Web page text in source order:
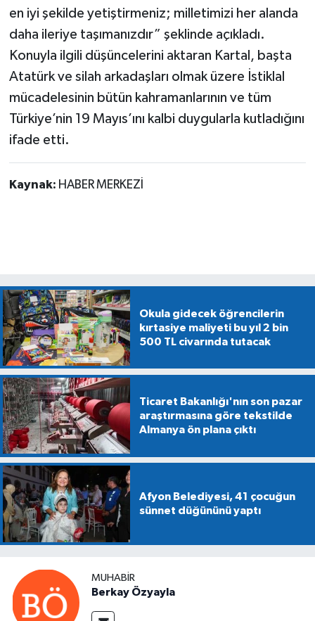
en iyi şekilde yetiştirmeniz; milletimizi her alanda
daha ileriye taşımanızdır” şeklinde açıkladı.
Konuyla ilgili düşüncelerini aktaran Kartal, başta
Atatürk ve silah arkadaşları olmak üzere İstiklal
mücadelesinin bütün kahramanlarının ve tüm
Türkiye’nin 19 Mayıs’ını kalbi duygularla kutladığını
ifade etti.
Kaynak: HABER MERKEZİ
Okula gidecek öğrencilerin
kırtasiye maliyeti bu yıl 2 bin
500 TL civarında tutacak
Ticaret Bakanlığı'nın son pazar
araştırmasına göre tekstilde
Almanya ön plana çıktı
Afyon Belediyesi, 41 çocuğun
sünnet düğününü yaptı
MUHABIR
Berkay Özyayla